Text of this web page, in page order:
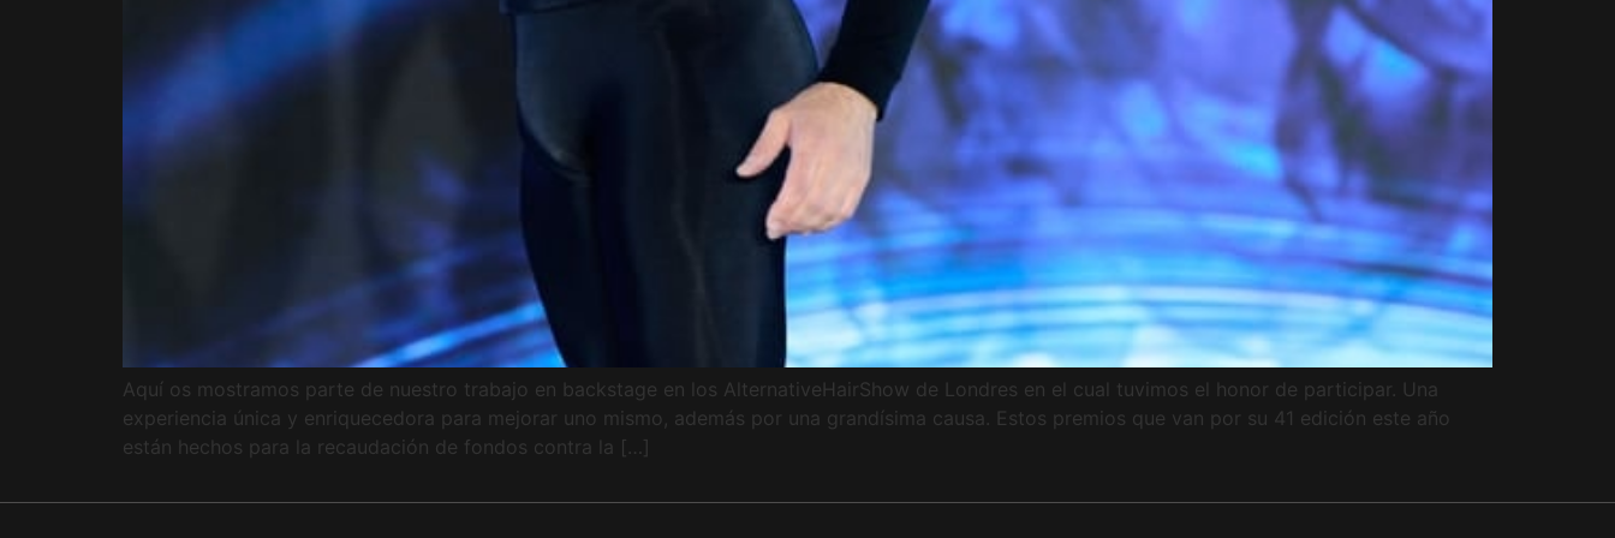
Aquí os mostramos parte de nuestro trabajo en backstage en los AlternativeHairShow de Londres en el cual tuvimos el honor de participar. Una
experiencia única y enriquecedora para mejorar uno mismo, además por una grandísima causa. Estos premios que van por su 41 edición este año
están hechos para la recaudación de fondos contra la […]